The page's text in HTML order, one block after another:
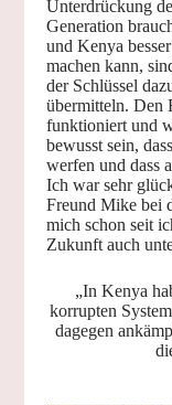
Unterdrückung
Generation
und Kenya
machen kann,
der Schlüssel
übermitteln. Den
funktioniert und
bewusst sein,
werfen und dass
Ich war sehr
Freund Mike bei
mich schon seit
Zukunft auch
„In Kenya
korrupten
dagegen